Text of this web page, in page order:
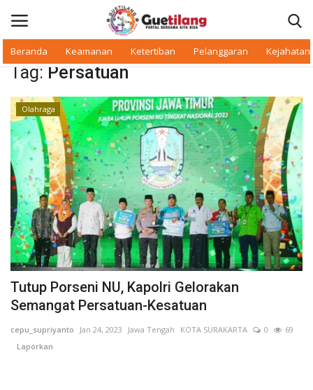
Beranda Keamanan Ketertiban Pelanggaran Kejahatan
Masuk
Beranda
Daerah
Makan Bergizi
Warkop Digital
Pelanggaran
Ketertiban
Keamanan
Tag: Persatuan
Olahraga
Tutup Porseni NU, Kapolri Gelorakan
Semangat Persatuan-Kesatuan
cepu_supriyanto Jan 24, 2023 Jawa Tengah KOTA SURAKARTA 0
69
Laporkan